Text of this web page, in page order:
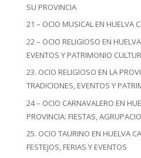
SU PROVINCIA
21 – OCIO MUSICAL EN HUELVA
22 – OCIO RELIGIOSO EN
EVENTOS Y PATRIMONIO
23. OCIO RELIGIOSO EN LA
TRADICIONES, EVENTOS Y
24 – OCIO CARNAVALERO EN
PROVINCIA: FIESTAS,
25. OCIO TAURINO EN HUELVA
FESTEJOS, FERIAS Y EVENTOS